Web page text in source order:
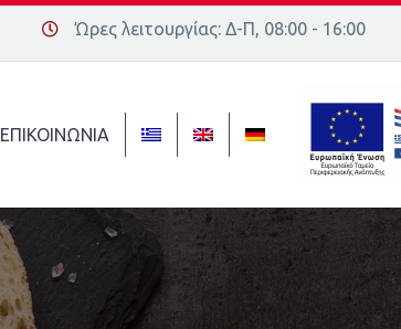
Διεύθυνση οδός 16, Ελλάδα
Ώρες λειτουργίας: Δ-Π, 08:00 - 16:00
ΕΠΙΚΟΙΝΩΝΙΑ